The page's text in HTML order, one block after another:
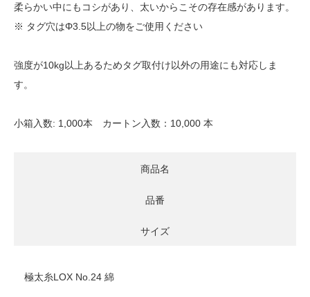
柔らかい中にもコシがあり、太いからこその存在感があります。
※ タグ穴はΦ3.5以上の物をご使用ください
強度が10kg以上あるためタグ取付け以外の用途にも対応しま
す。
小箱入数: 1,000本 カートン入数：10,000 本
商品名
品番
サイズ
極太糸LOX No.24 綿